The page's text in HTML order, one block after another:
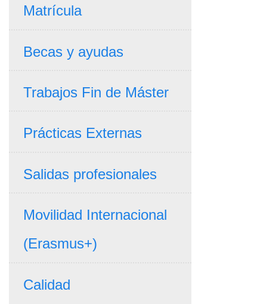
Matrícula
Becas y ayudas
Trabajos Fin de Máster
Prácticas Externas
Salidas profesionales
Movilidad Internacional
(Erasmus+)
Calidad